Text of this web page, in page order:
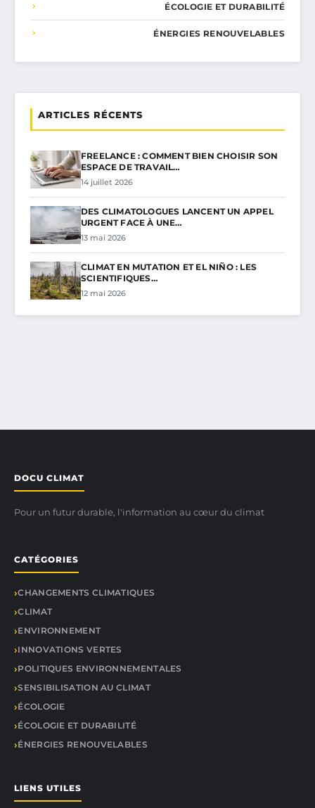
ÉCOLOGIE ET DURABILITÉ
ÉNERGIES RENOUVELABLES
ARTICLES RÉCENTS
FREELANCE : COMMENT BIEN CHOISIR SON
ESPACE DE TRAVAIL…
14 juillet 2026
DES CLIMATOLOGUES LANCENT UN APPEL
URGENT FACE À UNE…
13 mai 2026
CLIMAT EN MUTATION ET EL NIÑO : LES
SCIENTIFIQUES…
12 mai 2026
DOCU CLIMAT
Pour un futur durable, l'information au cœur du climat
CATÉGORIES
CHANGEMENTS CLIMATIQUES
CLIMAT
ENVIRONNEMENT
INNOVATIONS VERTES
POLITIQUES ENVIRONNEMENTALES
SENSIBILISATION AU CLIMAT
ÉCOLOGIE
ÉCOLOGIE ET DURABILITÉ
ÉNERGIES RENOUVELABLES
LIENS UTILES